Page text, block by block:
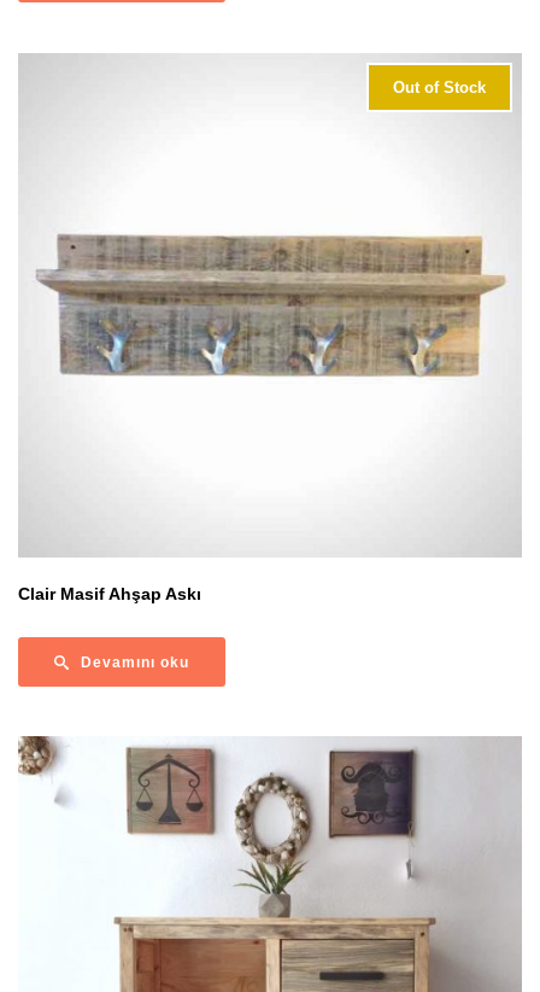
Clair Masif Ahşap Askı
Out of Stock
Devamını oku